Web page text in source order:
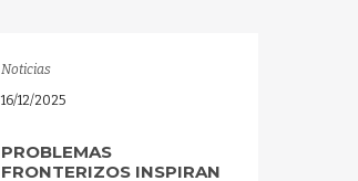
Noticias
16/12/2025
PROBLEMAS
FRONTERIZOS INSPIRAN